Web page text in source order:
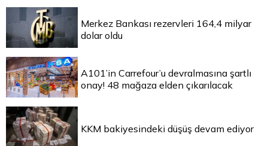
Merkez Bankası rezervleri 164,4 milyar
dolar oldu
A101’in Carrefour’u devralmasına şartlı
onay! 48 mağaza elden çıkarılacak
KKM bakiyesindeki düşüş devam ediyor